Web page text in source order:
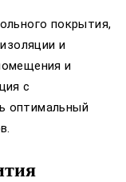
покрытия,
и
и
с
оптимальный